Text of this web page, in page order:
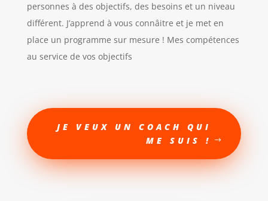
personnes à des objectifs, des besoins et un niveau
différent. J’apprend à vous connâitre et je met en
place un programme sur mesure ! Mes compétences
au service de vos objectifs
JE VEUX UN COACH QUI
ME SUIS !